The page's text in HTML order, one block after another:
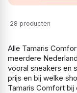
28 producten
Alle Tamaris
meerdere
vooral sneakers en
prijs en bij welke
Tamaris Comfort bij